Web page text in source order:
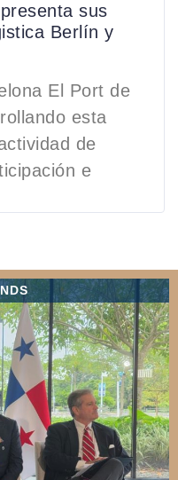
sus
Berlín y
El Port de
esta
de
e